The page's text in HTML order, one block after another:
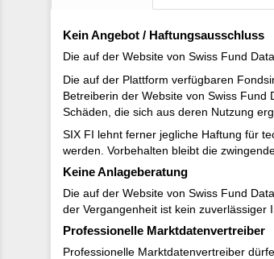
Kein Angebot / Haftungsausschluss
Die auf der Website von Swiss Fund
Die auf der Plattform verfügbaren
Betreiberin der Website von Swiss
Schäden, die sich aus deren Nutzung
SIX FI lehnt ferner jegliche Haftung für
werden. Vorbehalten bleibt die
Keine Anlageberatung
Die auf der Website von Swiss Fund
der Vergangenheit ist kein zuverlässiger
Professionelle Marktdatenvertreiber
Professionelle Marktdatenvertreiber